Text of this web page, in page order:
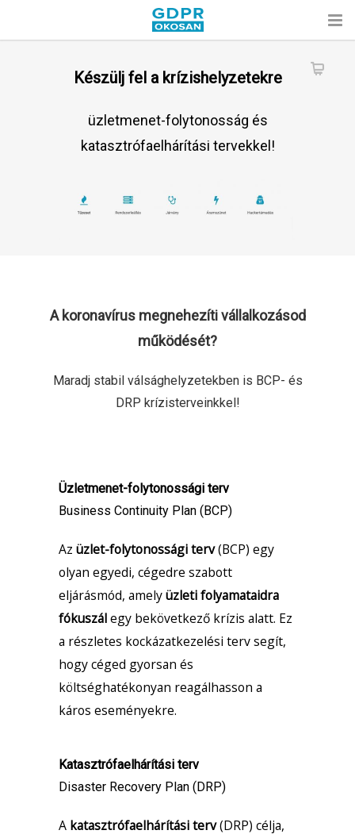
Készülj fel a krízishelyzetekre
üzletmenet-folytonosság és
katasztrófaelhárítási tervekkel!
A koronavírus megnehezíti vállalkozásod
működését?
Maradj stabil válsághelyzetekben is BCP- és
DRP krízisterveinkkel!
Üzletmenet-folytonossági terv
Business Continuity Plan (BCP)
Az üzlet-folytonossági terv(BCP) egy
olyan egyedi, cégedre szabott
eljárásmód, amelyüzleti folyamataidra
fókuszálegy bekövetkező krízis alatt. Ez
a részletes kockázatkezelési terv segít,
hogy céged gyorsan és
költséghatékonyan reagálhasson a
káros eseményekre.
Katasztrófaelhárítási terv
Disaster Recovery Plan (DRP)
A katasztrófaelhárítási terv(DRP) célja,